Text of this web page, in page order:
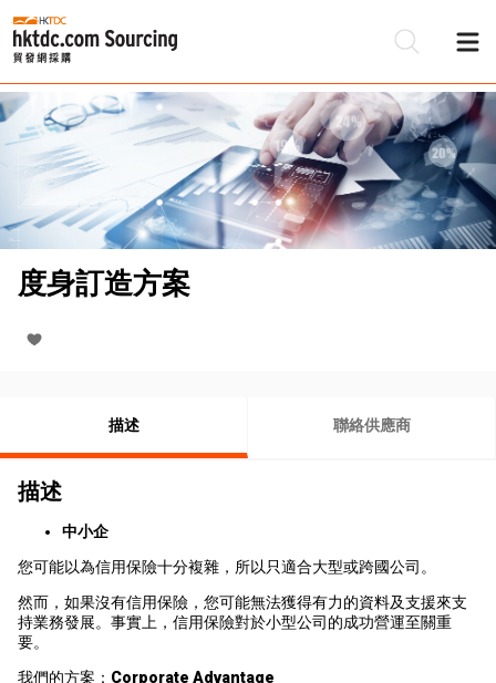
度身訂造方案
描述 聯絡供應商
描述
中小企
您可能以為信用保險十分複雜，所以只適合大型或跨國公司。
然而，如果沒有信用保險，您可能無法獲得有力的資料及支援來支
持業務發展。事實上，信用保險對於小型公司的成功營運至關重
要。
我們的方案： Corporate Advantage